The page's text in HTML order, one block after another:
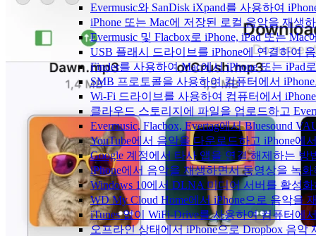
Evermusic와 SanDisk iXpand를 사용하여
iPhone 또는 Mac에 저장된 로컬 음악을 재생
Evermusic 및 Flacbox로 iPhone, iPad 또는
USB 플래시 드라이브를 iPhone에 연결하여
Finder를 사용하여 Mac에서 iPhone 또는 iPad
SMB 프로토콜을 사용하여 컴퓨터에서
Wi-Fi 드라이브를 사용하여 컴퓨터에서
클라우드 스토리지에 파일을 업로드하고
Evermusic, Flacbox, Evertag에서 Bluesound
YouTube에서 음악을 다운로드하고 iPhone에
Google 계정에서 타사 앱을 연결 해제하는 방
iPhone에서 음악을 재생하면서 동영상을 녹
Windows 10에서 DLNA 미디어 서버를 활성
WD My Cloud Home에서 iPhone으로 음악을
iTunes 없이 WiFi-Drive를 사용하여 컴퓨터에
오프라인 상태에서 iPhone으로 Dropbox 음악